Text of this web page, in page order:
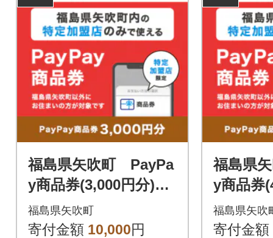
福島県矢吹町 PayPa
y商品券(3,000円分)※
地域内の一部の加盟店
のみで利用可
福島県矢吹町
寄付金額 10,000円
福島県
y商品券
地域内
のみで
福島県矢吹
寄付金額